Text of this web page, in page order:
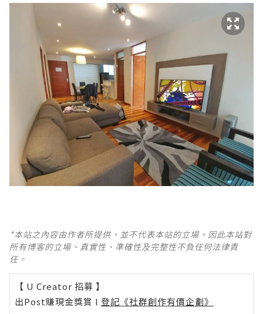
*本站之內容由作者所提供，並不代表本站的立場。因此本站對
所有博客的立場、真實性、準確性及完整性不負任何法律責
任。
【 U Creator 招募 】
出Post賺現金獎賞 l 登記《社群創作有價企劃》